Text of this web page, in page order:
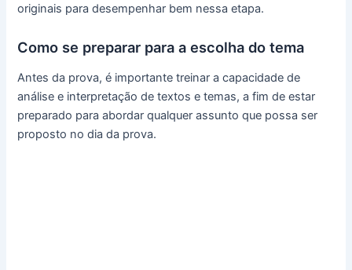
originais para desempenhar bem nessa etapa.
Como se preparar para a escolha do tema
Antes da prova, é importante treinar a capacidade de
análise e interpretação de textos e temas, a fim de estar
preparado para abordar qualquer assunto que possa ser
proposto no dia da prova.